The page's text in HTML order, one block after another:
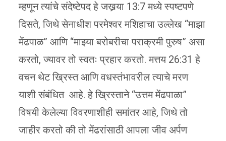
म्हणून त्यांचे संदेष्टेपद हे जखर्‍या 13:7 मध्ये स्पष्टपणे
दिसते, जिथे सेनाधीश परमेश्वर मशिहाचा उल्लेख “माझा
मेंढपाळ” आणि “माझ्या बरोबरीचा पराक्रमी पुरुष” असा
करतो, ज्यावर तो स्वतः प्रहार करतो. मत्तय 26:31 हे
वचन थेट ख्रिस्त आणि वधस्तंभावरील त्याचे मरण
याशी संबंधित आहे. हे ख्रिस्ताने “उत्तम मेंढपाळा”
विषयी केलेल्या विवरणाशीही समांतर आहे, जिथे तो
जाहीर करतो की तो मेंढरांसाठी आपला जीव अर्पण